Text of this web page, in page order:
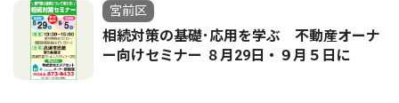
宮前区
相続対策の基礎･応用を学ぶ 不動産オーナ
ー向けセミナー ８月29日・９月５日に